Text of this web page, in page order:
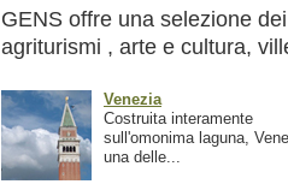
GENS offre una selezione
agriturismi , arte e cultura,
Venezia
Costruita interamente
sull'omonima laguna,
una delle...